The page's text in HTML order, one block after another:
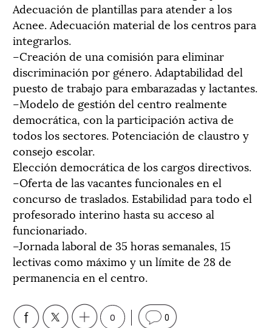
Adecuación de plantillas para atender a los
Acnee. Adecuación material de los centros para
integrarlos.
–Creación de una comisión para eliminar
discriminación por género. Adaptabilidad del
puesto de trabajo para embarazadas y lactantes.
–Modelo de gestión del centro realmente
democrática, con la participación activa de
todos los sectores. Potenciación de claustro y
consejo escolar.
Elección democrática de los cargos directivos.
–Oferta de las vacantes funcionales en el
concurso de traslados. Estabilidad para todo el
profesorado interino hasta su acceso al
funcionariado.
–Jornada laboral de 35 horas semanales, 15
lectivas como máximo y un límite de 28 de
permanencia en el centro.
0 0